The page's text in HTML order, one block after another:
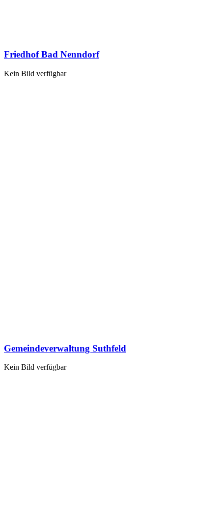
Friedhof Bad Nenndorf
Kein Bild verfügbar
Gemeindeverwaltung Suthfeld
Kein Bild verfügbar